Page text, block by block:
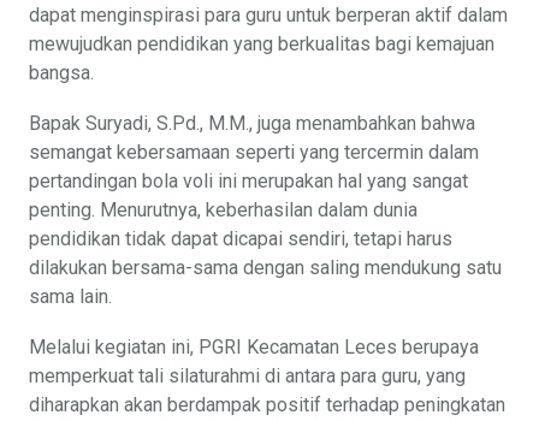
dapat menginspirasi para guru untuk berperan aktif dalam
mewujudkan pendidikan yang berkualitas bagi kemajuan
bangsa.
Bapak Suryadi, S.Pd., M.M., juga menambahkan bahwa
semangat kebersamaan seperti yang tercermin dalam
pertandingan bola voli ini merupakan hal yang sangat
penting. Menurutnya, keberhasilan dalam dunia
pendidikan tidak dapat dicapai sendiri, tetapi harus
dilakukan bersama-sama dengan saling mendukung satu
sama lain.
Melalui kegiatan ini, PGRI Kecamatan Leces berupaya
memperkuat tali silaturahmi di antara para guru, yang
diharapkan akan berdampak positif terhadap peningkatan